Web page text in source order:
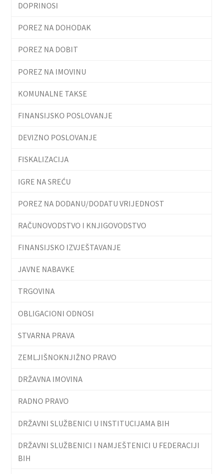
DOPRINOSI
POREZ NA DOHODAK
POREZ NA DOBIT
POREZ NA IMOVINU
KOMUNALNE TAKSE
FINANSIJSKO POSLOVANJE
DEVIZNO POSLOVANJE
FISKALIZACIJA
IGRE NA SREĆU
POREZ NA DODANU/DODATU VRIJEDNOST
RAČUNOVODSTVO I KNJIGOVODSTVO
FINANSIJSKO IZVJEŠTAVANJE
JAVNE NABAVKE
TRGOVINA
OBLIGACIONI ODNOSI
STVARNA PRAVA
ZEMLJIŠNOKNJIŽNO PRAVO
DRŽAVNA IMOVINA
RADNO PRAVO
DRŽAVNI SLUŽBENICI U INSTITUCIJAMA BIH
DRŽAVNI SLUŽBENICI I NAMJEŠTENICI U FEDERACIJI
BIH